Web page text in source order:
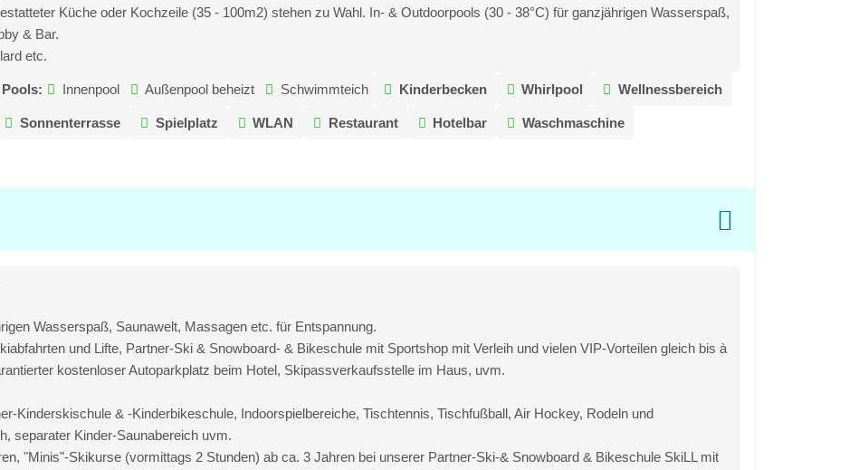
Küche oder Kochzeile (35 - 100m2) stehen zu Wahl. In- & Outdoorpools (30 - 38°C) für ganzjährigen Wasserspaß,
& Bar.
etc.
Pools: Innenpool Außenpool beheizt Schwimmteich Kinderbecken Whirlpool Wellnessbereich
Sonnenterrasse Spielplatz WLAN Restaurant Hotelbar Waschmaschine
Wasserspaß, Saunawelt, Massagen etc. für Entspannung.
und Lifte, Partner-Ski & Snowboard- & Bikeschule mit Sportshop mit Verleih und vielen VIP-Vorteilen gleich bis à
kostenloser Autoparkplatz beim Hotel, Skipassverkaufsstelle im Haus, uvm.
Kinderskischule & -Kinderbikeschule, Indoorspielbereiche, Tischtennis, Tischfußball, Air Hockey, Rodeln und
separater Kinder-Saunabereich uvm.
"Minis"-Skikurse (vormittags 2 Stunden) ab ca. 3 Jahren bei unserer Partner-Ski-& Snowboard & Bikeschule SkiLL mit